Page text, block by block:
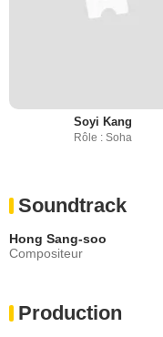
Soyi Kang
Rôle : Soha
Soundtrack
Hong Sang-soo
Compositeur
Production